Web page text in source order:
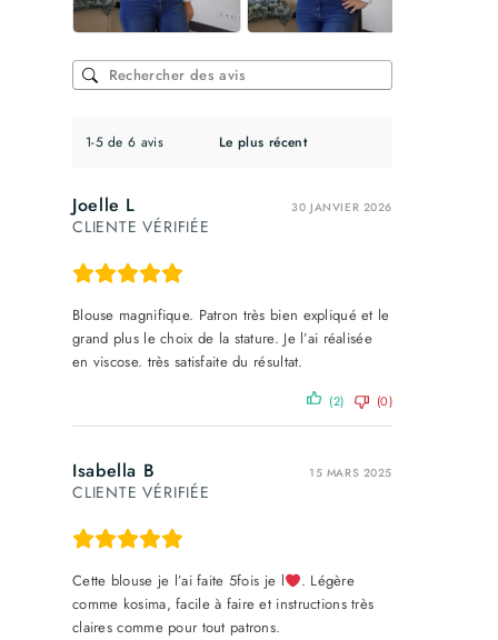
1-5 de 6 avis
Joelle L
CLIENTE VÉRIFIÉE
30 JANVIER 2026
Blouse magnifique. Patron très bien expliqué et le
grand plus le choix de la stature. Je l’ai réalisée
en viscose. très satisfaite du résultat.
(2) (0)
Isabella B
CLIENTE VÉRIFIÉE
15 MARS 2025
Cette blouse je l’ai faite 5fois je l
. Légère
comme kosima, facile à faire et instructions très
claires comme pour tout patrons.